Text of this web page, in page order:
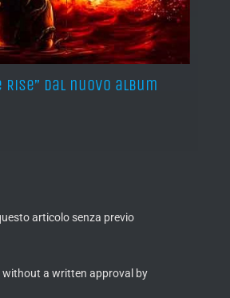
Rise” dal nuovo album
articolo senza previo
without a written approval by